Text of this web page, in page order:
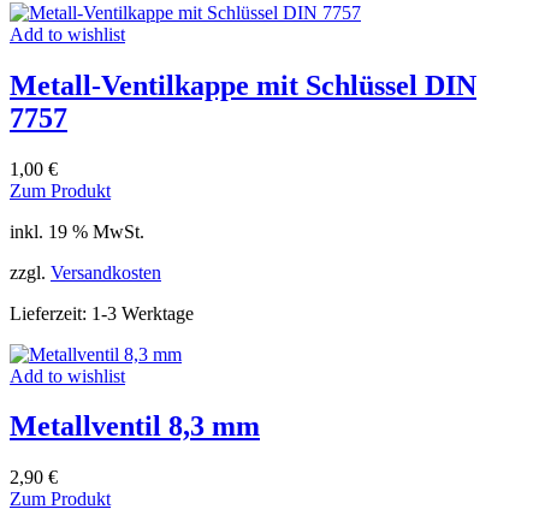
Add to wishlist
Metall-Ventilkappe mit Schlüssel DIN
7757
1,00 €
Zum Produkt
inkl. 19 % MwSt.
zzgl. Versandkosten
Lieferzeit: 1-3 Werktage
Add to wishlist
Metallventil 8,3 mm
2,90 €
Zum Produkt